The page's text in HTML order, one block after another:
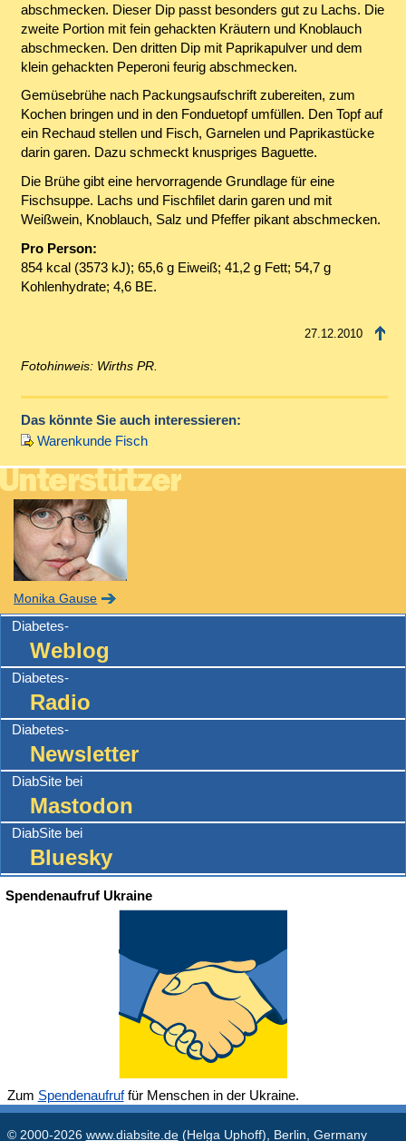
abschmecken. Dieser Dip passt besonders gut zu Lachs. Die
zweite Portion mit fein gehackten Kräutern und Knoblauch
abschmecken. Den dritten Dip mit Paprikapulver und dem
klein gehackten Peperoni feurig abschmecken.
Gemüsebrühe nach Packungsaufschrift zubereiten, zum
Kochen bringen und in den Fonduetopf umfüllen. Den Topf auf
ein Rechaud stellen und Fisch, Garnelen und Paprikastücke
darin garen. Dazu schmeckt knuspriges Baguette.
Die Brühe gibt eine hervorragende Grundlage für eine
Fischsuppe. Lachs und Fischfilet darin garen und mit
Weißwein, Knoblauch, Salz und Pfeffer pikant abschmecken.
Pro Person:
854 kcal (3573 kJ); 65,6 g Eiweiß; 41,2 g Fett; 54,7 g
Kohlenhydrate; 4,6 BE.
27.12.2010
Fotohinweis: Wirths PR.
Das könnte Sie auch interessieren:
Warenkunde Fisch
Monika Gause
Diabetes-
Weblog
Diabetes-
Radio
Diabetes-
Newsletter
DiabSite bei
Mastodon
DiabSite bei
Bluesky
Spendenaufruf Ukraine
Zum Spendenaufruffür Menschen in der Ukraine.
© 2000-2026 www.diabsite.de(Helga Uphoff), Berlin, Germany